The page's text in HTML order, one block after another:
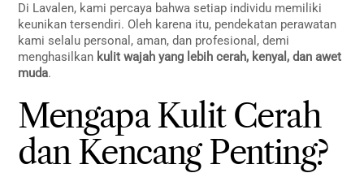
Di Lavalen, kami percaya bahwa setiap individu memiliki
keunikan tersendiri. Oleh karena itu, pendekatan perawatan
kami selalu personal, aman, dan profesional, demi
menghasilkan kulit wajah yang lebih cerah, kenyal, dan awet
muda.
Mengapa Kulit Cerah
dan Kencang Penting?